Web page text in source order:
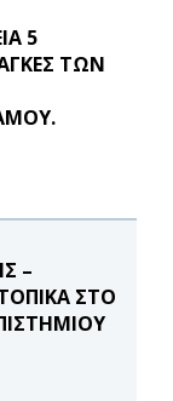
5
ΤΩΝ
–
ΣΤΟ